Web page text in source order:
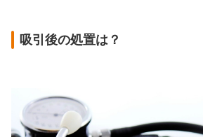
吸引後の処置は？